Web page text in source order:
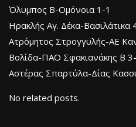
Όλυμπος Β-Ομόνοια 1-1
Ηρακλής Αγ. Δέκα-Βασιλάτικα
Ατρόμητος Στρογγυλής-ΑΕ
Βολίδα-ΠΑΟ Σφακιανάκης Β
Αστέρας Σπαρτύλα-Δίας
No related posts.